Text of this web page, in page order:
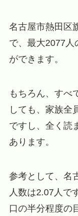
名古屋市熱田区
で、最大2077人
ができます。
もちろん、すべ
しても、家族全
ですし、全く読
あります。
参考として、名
人数は2.07人で
口の半分程度の